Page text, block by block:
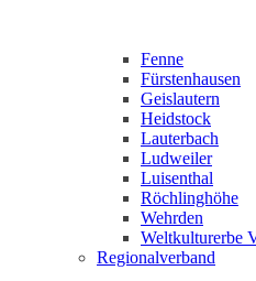
Fenne
Fürstenhausen
Geislautern
Heidstock
Lauterbach
Ludweiler
Luisenthal
Röchlinghöhe
Wehrden
Weltkulturerbe
Regionalverband